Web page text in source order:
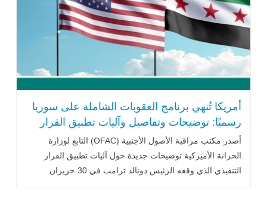
أمريكا تُنهي برنامج العقوبات الشاملة على سوريا
رسميًا: توضيحات وتفاصيل وآليات تطبيق القرار
أصدر مكتب مراقبة الأصول الأجنبية (OFAC) التابع لوزارة
الخزانة الأميركية توضيحات جديدة حول آليات تطبيق القرار
التنفيذي الذي وقعه الرئيس دونالد ترامب في 30 حزيران